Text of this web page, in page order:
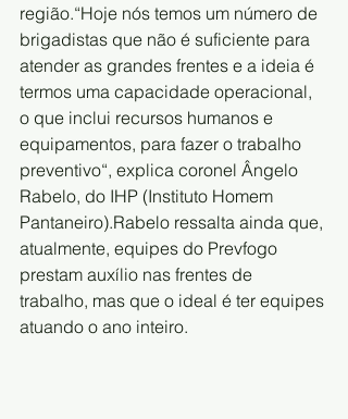
região.“Hoje nós temos um número de
brigadistas que não é suficiente para
atender as grandes frentes e a ideia é
termos uma capacidade operacional,
o que inclui recursos humanos e
equipamentos, para fazer o trabalho
preventivo“, explica coronel Ângelo
Rabelo, do IHP (Instituto Homem
Pantaneiro).Rabelo ressalta ainda que,
atualmente, equipes do Prevfogo
prestam auxílio nas frentes de
trabalho, mas que o ideal é ter equipes
atuando o ano inteiro.